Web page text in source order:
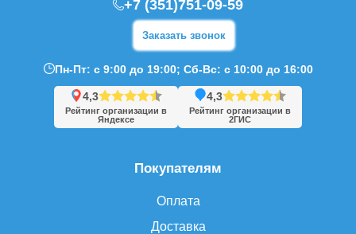
Покупателям
Оплата
Доставка
+7 (351)751-09-59
Заказать звонок
Пн-Пт: с 9:00 до 19:00; Сб-Вс: с 10:00 до 16:00
4,3
Рейтинг организации в
Яндексе
4,3
Рейтинг организации в
2ГИС